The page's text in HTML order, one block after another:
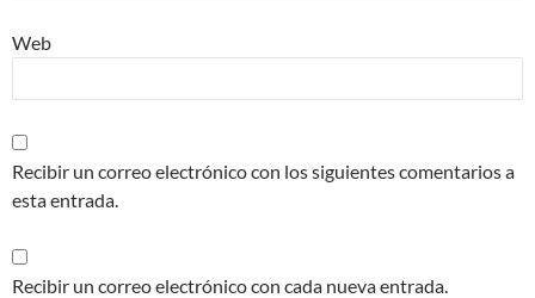
Web
Recibir un correo electrónico con los siguientes comentarios a
esta entrada.
Recibir un correo electrónico con cada nueva entrada.